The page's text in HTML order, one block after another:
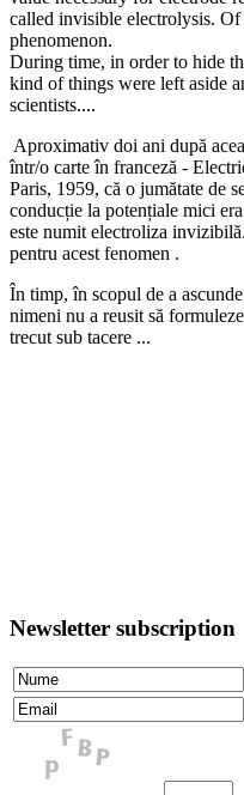
called invisible electrolysis.
phenomenon.
During time, in order to hide
kind of things were left aside
scientists....
Aproximativ doi ani după
într/o carte în franceză -
Paris, 1959, că o jumătate de
conducție la potențiale mici
este numit electroliza
pentru acest fenomen .
În timp, în scopul de a
nimeni nu a reusit să
trecut sub tacere ...
Newsletter subscription